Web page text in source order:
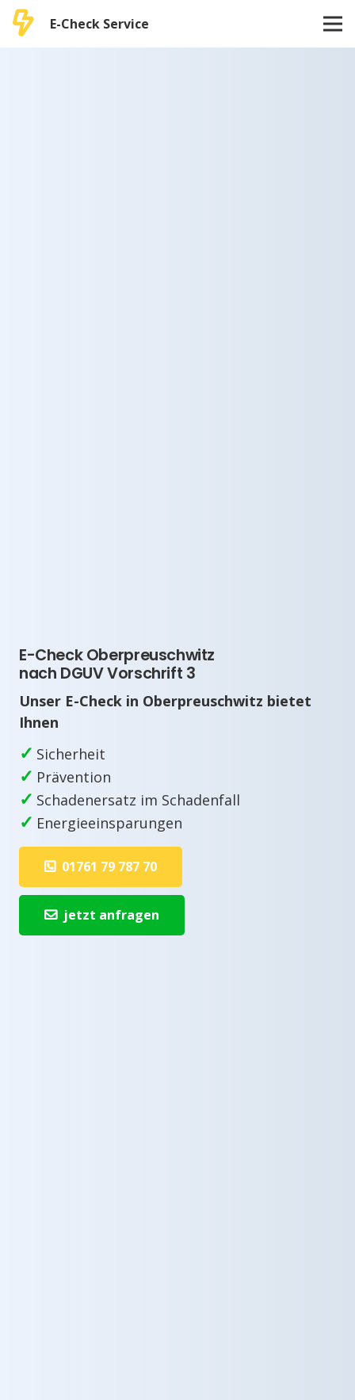
E-Check Service
E-Check Oberpreuschwitz
nach DGUV Vorschrift 3
Unser E-Check in Oberpreuschwitz bietet
Ihnen
✓ Sicherheit
✓ Prävention
✓ Schadenersatz im Schadenfall
✓ Energieeinsparungen
01761 79 787 70
jetzt anfragen